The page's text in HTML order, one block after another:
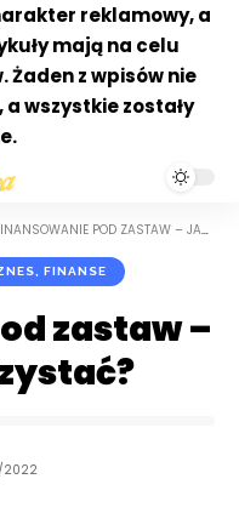
reklamowy, a
mają na celu
Żaden z wpisów nie
wszystkie zostały
POD ZASTAW – JAK Z NIEGO SKORZYSTAĆ?
FINANSE
zastaw –
2022